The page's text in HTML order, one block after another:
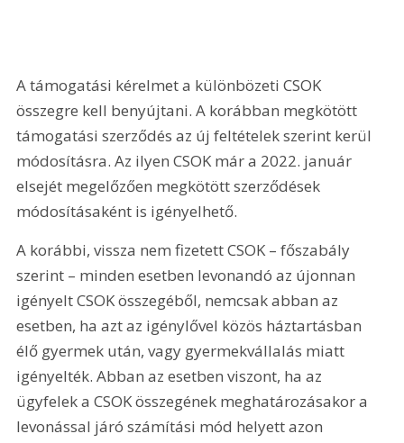
A támogatási kérelmet a különbözeti CSOK
összegre kell benyújtani. A korábban megkötött
támogatási szerződés az új feltételek szerint kerül
módosításra. Az ilyen CSOK már a 2022. január
elsejét megelőzően megkötött szerződések
módosításaként is igényelhető.
A korábbi, vissza nem fizetett CSOK – főszabály
szerint – minden esetben levonandó az újonnan
igényelt CSOK összegéből, nemcsak abban az
esetben, ha azt az igénylővel közös háztartásban
élő gyermek után, vagy gyermekvállalás miatt
igényelték. Abban az esetben viszont, ha az
ügyfelek a CSOK összegének meghatározásakor a
levonással járó számítási mód helyett azon